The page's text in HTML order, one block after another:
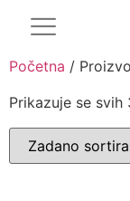
Početna /
Prikazuje se svih